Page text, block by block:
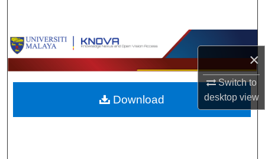
×
Switch to
desktopview
Browse Collections
My Account
About
Download